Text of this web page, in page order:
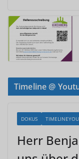
Timeline @
DOKUS
Herr